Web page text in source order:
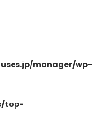
manager/wp-
top-